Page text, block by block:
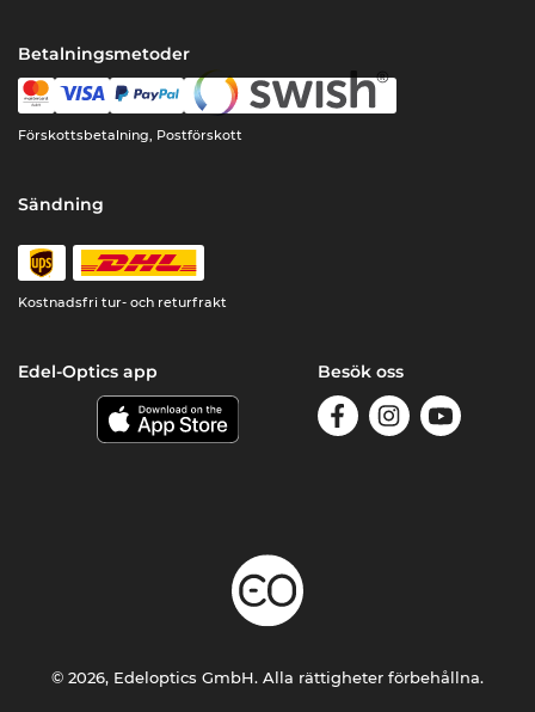
Betalningsmetoder
Förskottsbetalning, Postförskott
Sändning
Kostnadsfri tur- och returfrakt
Edel-Optics app Besök oss
© 2026, Edeloptics GmbH. Alla rättigheter förbehållna.